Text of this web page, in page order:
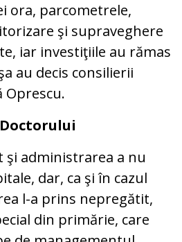
ora, parcometrele,
şi supraveghere
iar investiţiile au rămas
au decis consilierii
Oprescu.
administrarea a nu
dar, ca şi în cazul
l-a prins nepregătit,
din primărie, care